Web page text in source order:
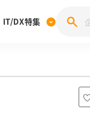
記投稿キャンペーン
IT/DX特集